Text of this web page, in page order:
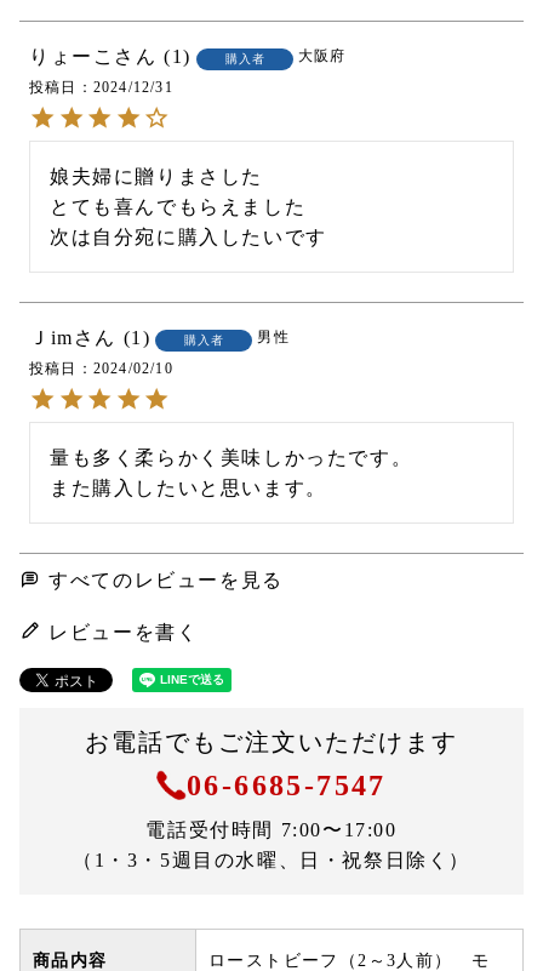
りょーこ 1 購入者
大阪府
投稿日
2024/12/31
娘夫婦に贈りまさした
とても喜んでもらえました
次は自分宛に購入したいです
Ｊim 1 購入者
男性
投稿日
2024/02/10
量も多く柔らかく美味しかったです。
また購入したいと思います。
すべてのレビューを見る
レビューを書く
お電話でもご注文いただけます
06-6685-7547
電話受付時間 7:00〜17:00
（1・3・5週目の水曜、日・祝祭日除く）
商品内容 ローストビーフ（2～3人前） モ